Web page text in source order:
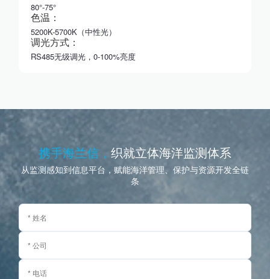
80°-75°
色温：
5200K-5700K（中性光）
调光方式：
RS485无级调光，0-100%亮度
携手海兰信， 织就立体海洋监测体系
从监测感知到信息平台，赋能海洋管理、保护与资源开发全链
条